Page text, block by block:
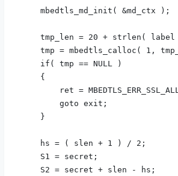
mbedtls_md_init( &md_ctx );
tmp_len = 20 + strlen( label
tmp = mbedtls_calloc( 1,
if( tmp == NULL )
{
ret =
goto exit;
}
hs = ( slen + 1 ) / 2;
S1 = secret;
S2 = secret + slen - hs;